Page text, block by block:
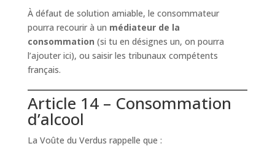
À défaut de solution amiable, le consommateur
pourra recourir à un médiateur de la
consommation (si tu en désignes un, on pourra
l’ajouter ici), ou saisir les tribunaux compétents
français.
Article 14 – Consommation
d’alcool
La Voûte du Verdus rappelle que :